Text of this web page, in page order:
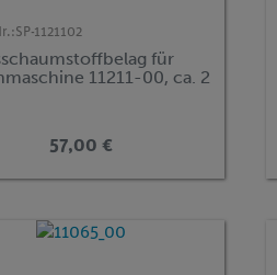
SP-1121102
für
11211-00, ca. 2
57,00 €